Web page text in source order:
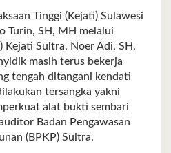
Tinggi (Kejati) Sulawesi
Turin, SH, MH melalui
Sultra, Noer Adi, SH,
masih terus bekerja
tengah ditangani kendati
tersangka yakni
alat bukti sembari
Badan Pengawasan
(BPKP) Sultra.